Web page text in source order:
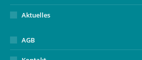
Aktuelles
AGB